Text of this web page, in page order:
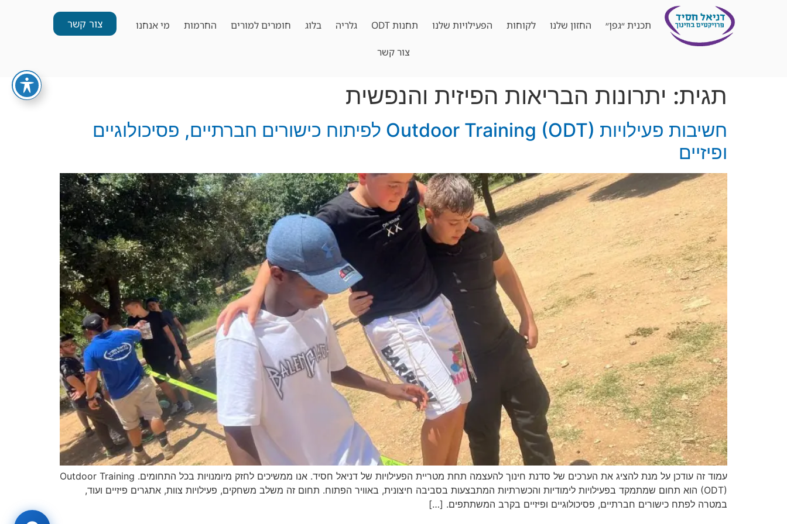
תכנית ״גפן״ החזון שלנו לקוחות הפעילויות שלנו תחנות ODT גלריה בלוג חומרים למורים החרמות מי אנחנו
צור קשר
צור קשר
תגית: יתרונות הבריאות הפיזית והנפשית
חשיבות פעילויות Outdoor Training (ODT) לפיתוח כישורים חברתיים, פסיכולוגיים
ופיזיים
עמוד זה עודכן על מנת להציג את הערכים של סדנת חינוך להעצמה תחת מטריית הפעילויות של דניאל חסיד. אנו ממשיכים לחזק מיומנויות בכל התחומים. Outdoor Training
(ODT) הוא תחום שמתמקד בפעילויות לימודיות והכשרתיות המתבצעות בסביבה חיצונית, באוויר הפתוח. תחום זה משלב משחקים, פעילויות צוות, אתגרים פיזיים ועוד,
במטרה לפתח כישורים חברתיים, פסיכולוגיים ופיזיים בקרב המשתתפים. […]